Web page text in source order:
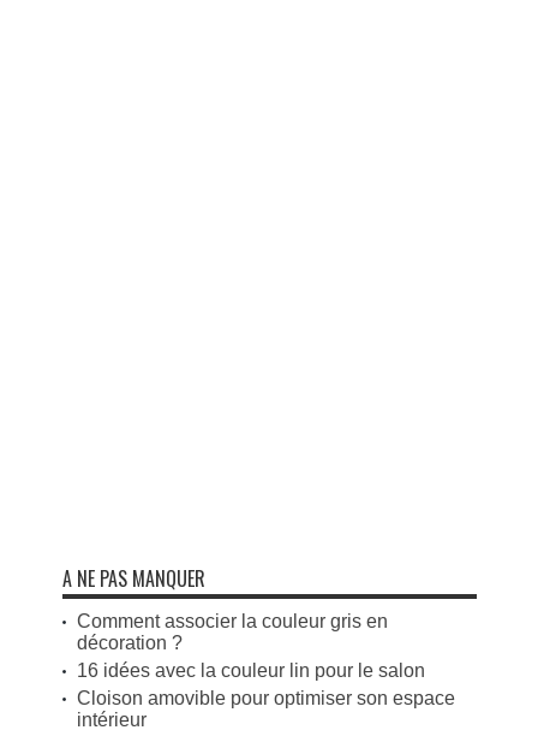
A NE PAS MANQUER
Comment associer la couleur gris en
décoration ?
16 idées avec la couleur lin pour le salon
Cloison amovible pour optimiser son espace
intérieur